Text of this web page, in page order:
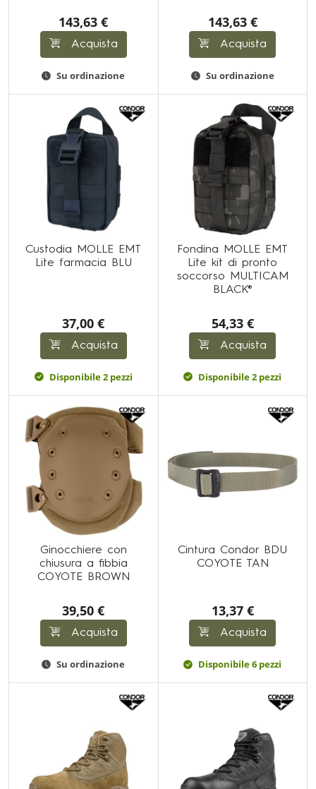
143,63 €
Acquista
Su ordinazione
143,63 €
Acquista
Su ordinazione
Custodia MOLLE EMT
Lite farmacia BLU
37,00 €
Acquista
Disponibile 2 pezzi
Fondina MOLLE EMT
Lite kit di pronto
soccorso MULTICAM
BLACK®
54,33 €
Acquista
Disponibile 2 pezzi
Ginocchiere con
chiusura a fibbia
COYOTE BROWN
39,50 €
Acquista
Su ordinazione
Cintura Condor BDU
COYOTE TAN
13,37 €
Acquista
Disponibile 6 pezzi